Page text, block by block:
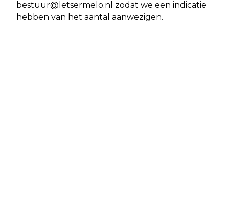
bestuur@letsermelo.nl zodat we een indicatie
hebben van het aantal aanwezigen.